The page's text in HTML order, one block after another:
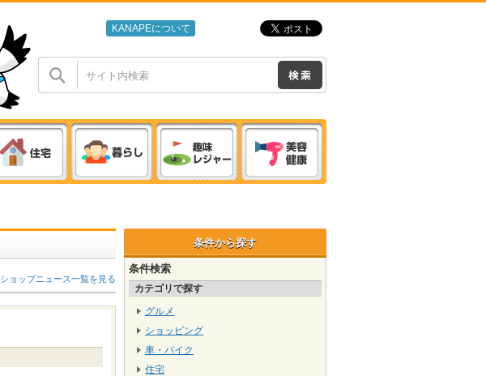
KANAPEについて
条件から探す
条件検索
カテゴリで探す
グルメ
ショッピング
車・バイク
住宅
ショップニュース一覧を見る